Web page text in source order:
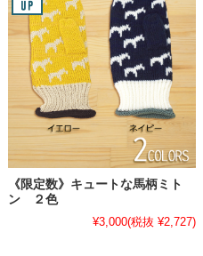
《限定数》キュートな馬柄ミト
ン ２色
¥3,000(税抜 ¥2,727)